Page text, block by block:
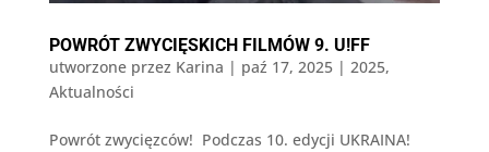
POWRÓT ZWYCIĘSKICH FILMÓW 9. U!FF
utworzone przez Karina | paź 17, 2025| 2025,
Aktualności
Powrót zwycięzców! Podczas 10. edycji UKRAINA!